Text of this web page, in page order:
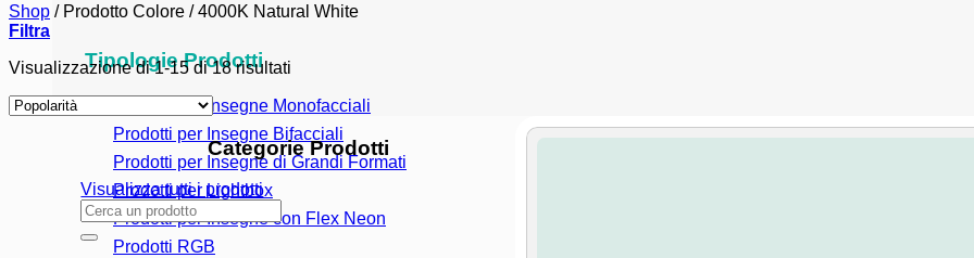
Tipologie Prodotti
Prodotti per Insegne Monofacciali
Prodotti per Insegne Bifacciali
Prodotti per Insegne di Grandi Formati
Prodotti per Lightbox
Prodotti per Insegne con Flex Neon
Prodotti RGB
Shop /Prodotto Colore /4000K Natural White
Filtra
Visualizzazione di 1-15 di 18 risultati
Categorie Prodotti
Visualizza tutti i prodotti
Cerca: